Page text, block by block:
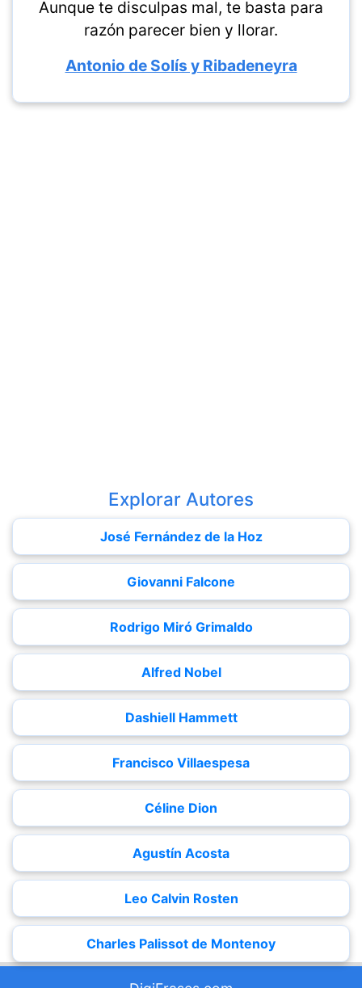
Aunque te disculpas mal, te basta para
razón parecer bien y llorar.
Antonio de Solís y Ribadeneyra
Explorar Autores
José Fernández de la Hoz
Giovanni Falcone
Rodrigo Miró Grimaldo
Alfred Nobel
Dashiell Hammett
Francisco Villaespesa
Céline Dion
Agustín Acosta
Leo Calvin Rosten
Charles Palissot de Montenoy